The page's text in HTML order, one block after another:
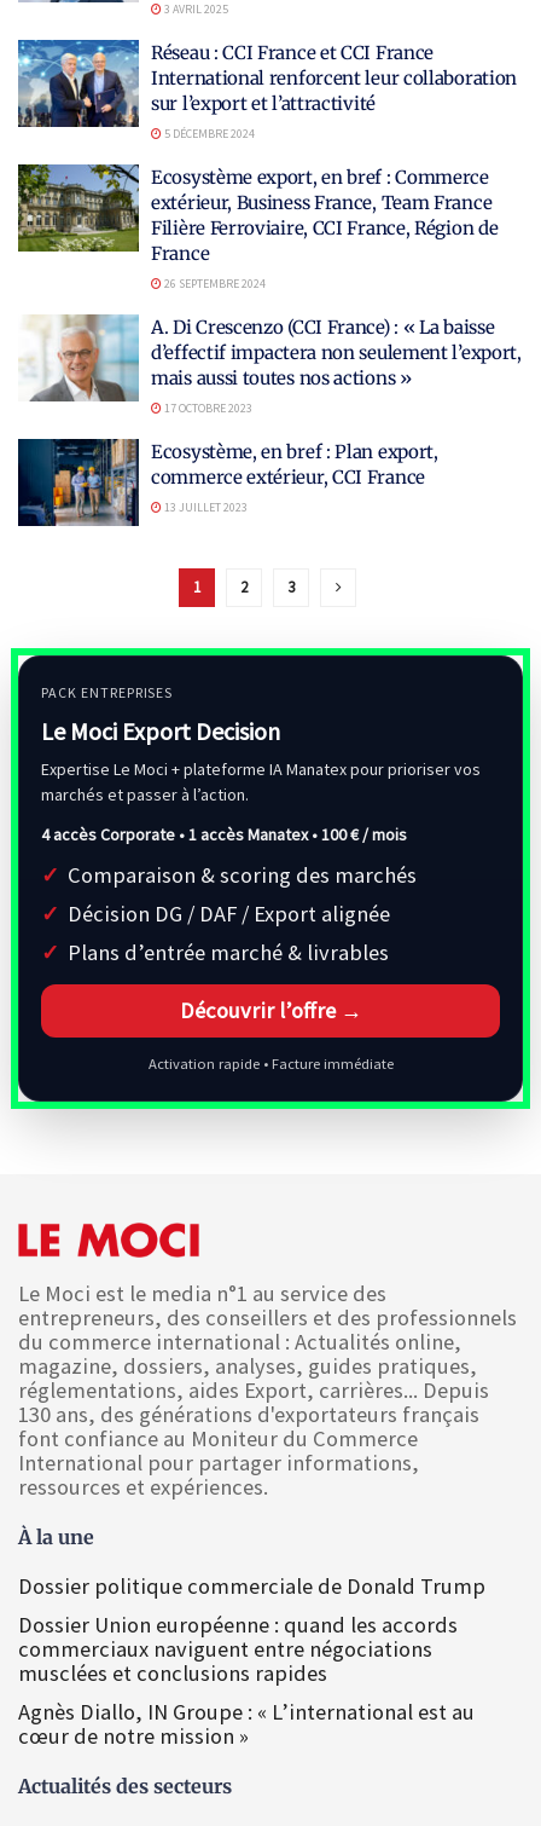
3 AVRIL 2025
Réseau : CCI France et CCI France
International renforcent leur collaboration
sur l’export et l’attractivité
5 DÉCEMBRE 2024
Ecosystème export, en bref : Commerce
extérieur, Business France, Team France
Filière Ferroviaire, CCI France, Région de
France
26 SEPTEMBRE 2024
A. Di Crescenzo (CCI France) : « La baisse
d’effectif impactera non seulement l’export,
mais aussi toutes nos actions »
17 OCTOBRE 2023
Ecosystème, en bref : Plan export,
commerce extérieur, CCI France
13 JUILLET 2023
1 2 3
PACK ENTREPRISES
Le Moci Export Decision
Expertise Le Moci + plateforme IA Manatex pour prioriser vos
marchés et passer à l’action.
4 accès Corporate • 1 accès Manatex •100 € / mois
Comparaison & scoring des marchés
Décision DG / DAF / Export alignée
Plans d’entrée marché & livrables
Découvrir l’offre →
Activation rapide • Facture immédiate
Le Moci est le media n°1 au service des
entrepreneurs, des conseillers et des professionnels
du commerce international : Actualités online,
magazine, dossiers, analyses, guides pratiques,
réglementations, aides Export, carrières... Depuis
130 ans, des générations d'exportateurs français
font confiance au Moniteur du Commerce
International pour partager informations,
ressources et expériences.
À la une
Dossier politique commerciale de Donald Trump
Dossier Union européenne : quand les accords
commerciaux naviguent entre négociations
musclées et conclusions rapides
Agnès Diallo, IN Groupe : « L’international est au
cœur de notre mission »
Actualités des secteurs